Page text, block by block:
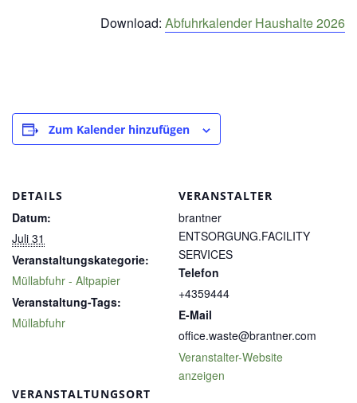
Download: Abfuhrkalender Haushalte 2026
Zum Kalender hinzufügen
DETAILS
Datum:
Juli 31
Veranstaltungskategorie:
Müllabfuhr - Altpapier
Veranstaltung-Tags:
Müllabfuhr
VERANSTALTUNGSORT
VERANSTALTER
brantner
ENTSORGUNG.FACILITY
SERVICES
Telefon
+4359444
E-Mail
office.waste@brantner.com
Veranstalter-Website
anzeigen